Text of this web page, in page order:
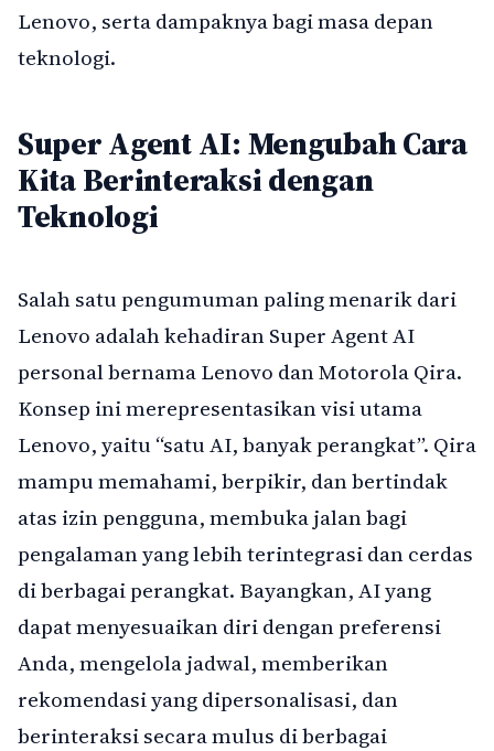
Lenovo, serta dampaknya bagi masa depan
teknologi.
Super Agent AI: Mengubah Cara
Kita Berinteraksi dengan
Teknologi
Salah satu pengumuman paling menarik dari
Lenovo adalah kehadiran Super Agent AI
personal bernama Lenovo dan Motorola Qira.
Konsep ini merepresentasikan visi utama
Lenovo, yaitu “satu AI, banyak perangkat”. Qira
mampu memahami, berpikir, dan bertindak
atas izin pengguna, membuka jalan bagi
pengalaman yang lebih terintegrasi dan cerdas
di berbagai perangkat. Bayangkan, AI yang
dapat menyesuaikan diri dengan preferensi
Anda, mengelola jadwal, memberikan
rekomendasi yang dipersonalisasi, dan
berinteraksi secara mulus di berbagai